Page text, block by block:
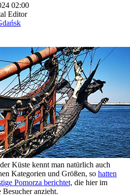
02:00
Editor
Küste kennt man natürlich auch
Kategorien und Größen, so hatten
Pomorza berichtet, die hier im
anzieht.